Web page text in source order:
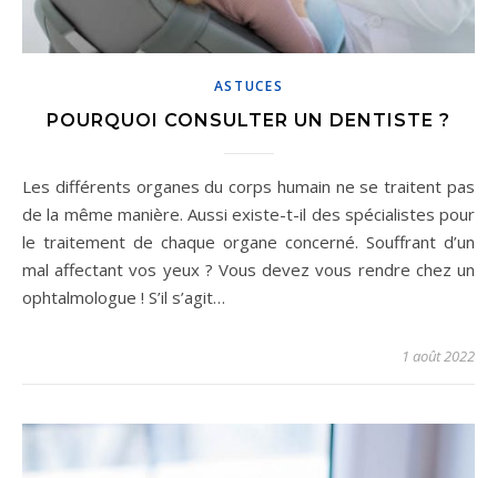
ASTUCES
POURQUOI CONSULTER UN DENTISTE ?
Les différents organes du corps humain ne se traitent pas
de la même manière. Aussi existe-t-il des spécialistes pour
le traitement de chaque organe concerné. Souffrant d’un
mal affectant vos yeux ? Vous devez vous rendre chez un
ophtalmologue ! S’il s’agit…
1 août 2022